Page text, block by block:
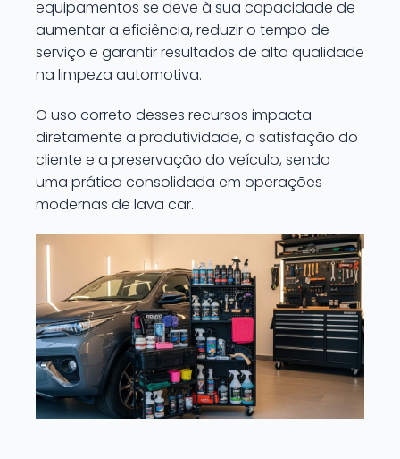
equipamentos se deve à sua capacidade de
aumentar a eficiência, reduzir o tempo de
serviço e garantir resultados de alta qualidade
na limpeza automotiva.
O uso correto desses recursos impacta
diretamente a produtividade, a satisfação do
cliente e a preservação do veículo, sendo
uma prática consolidada em operações
modernas de lava car.